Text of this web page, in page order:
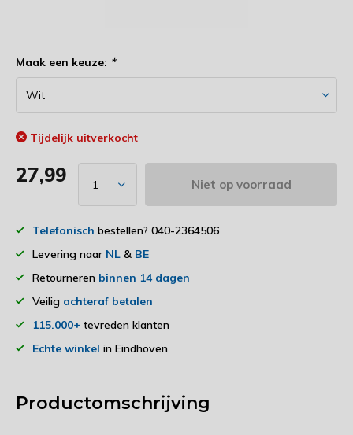
Maak een keuze: *
Tijdelijk uitverkocht
27,99 Niet op voorraad
Telefonisch bestellen? 040-2364506
Levering naar NL & BE
Retourneren binnen 14 dagen
Veilig achteraf betalen
115.000+ tevreden klanten
Echte winkel in Eindhoven
Productomschrijving